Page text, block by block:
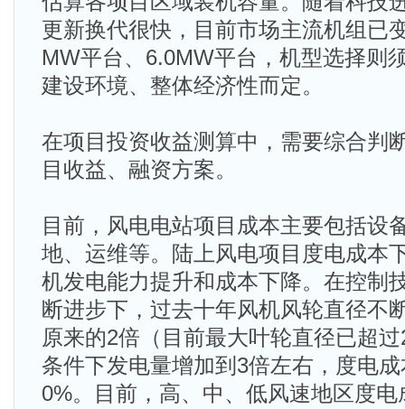
更新换代很快，目前市场主流机组已
MW平台、6.0MW平台，机型选择则
建设环境、整体经济性而定。
在项目投资收益测算中，需要综合判
目收益、融资方案。
目前，风电电站项目成本主要包括设
地、运维等。陆上风电项目度电成本
机发电能力提升和成本下降。在控制
断进步下，过去十年风机风轮直径不
原来的2倍（目前最大叶轮直径已超
条件下发电量增加到3倍左右，度电
0%。目前，高、中、低风速地区度